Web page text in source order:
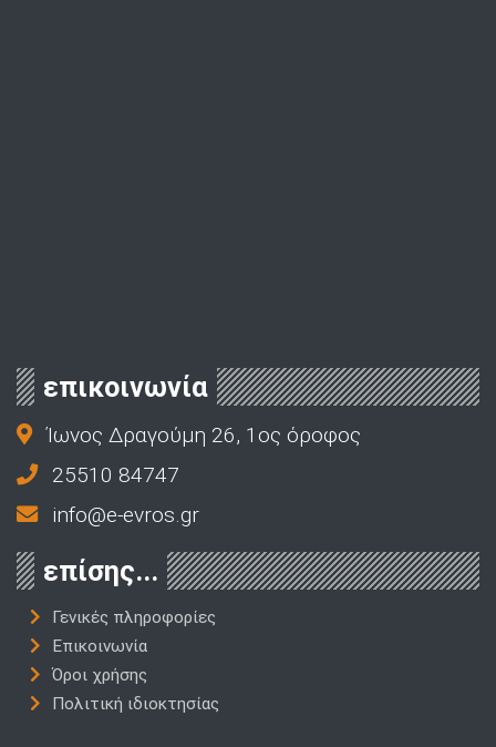
επικοινωνία
Ίωνος Δραγούμη 26, 1ος όροφος
25510 84747
info@e-evros.gr
επίσης...
Γενικές πληροφορίες
Επικοινωνία
Όροι χρήσης
Πολιτική ιδιοκτησίας